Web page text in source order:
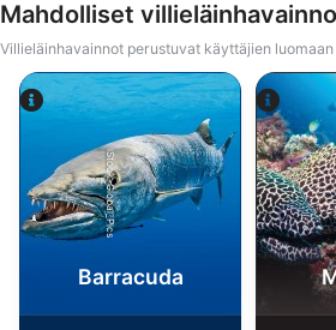
Mahdolliset
Villieläinhavainnot perustuvat käyttäjien
iStock-Global_Pics
Barracuda